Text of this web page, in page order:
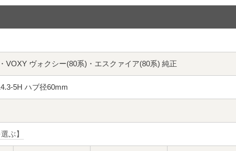
VOXY ヴォクシー(80系)・エスクァイア(80系) 純正
5H ハブ径60mm
ぶ】